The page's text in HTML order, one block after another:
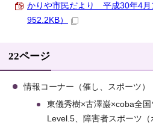
かりや市民だより 平成30年4
952.2KB）
22ページ
情報コーナー（催し、スポーツ）
東儀秀樹×古澤巌×coba全
Level.5、障害者スポーツ